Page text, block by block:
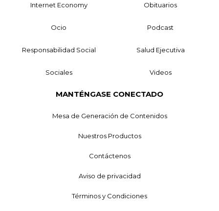
Internet Economy Obituarios
Ocio Podcast
Responsabilidad Social Salud Ejecutiva
Sociales Videos
MANTÉNGASE CONECTADO
Mesa de Generación de Contenidos
Nuestros Productos
Contáctenos
Aviso de privacidad
Términos y Condiciones